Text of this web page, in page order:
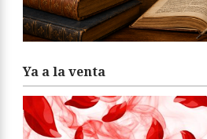
Ya a la venta